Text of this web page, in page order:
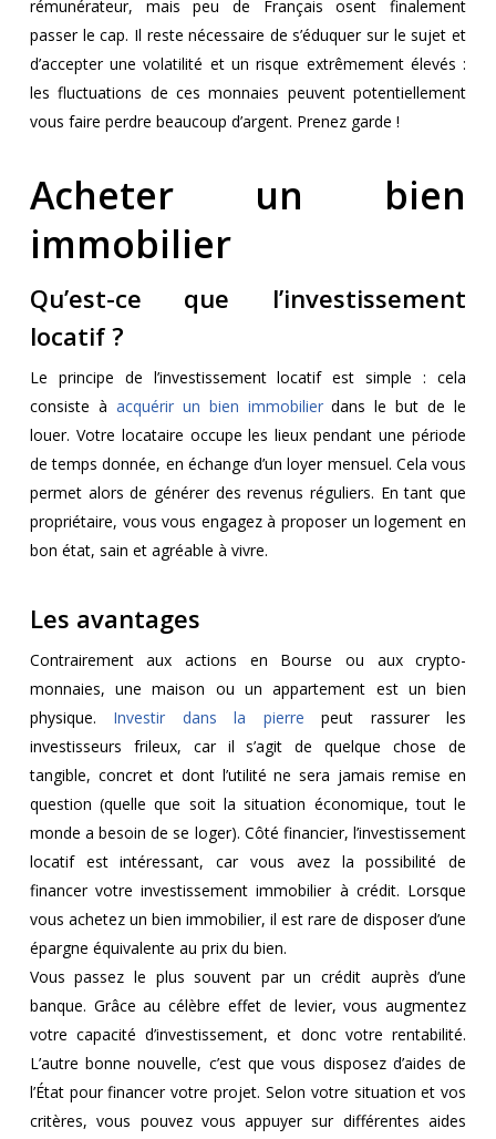
rémunérateur, mais peu de Français osent finalement
passer le cap. Il reste nécessaire de s’éduquer sur le sujet et
d’accepter une volatilité et un risque extrêmement élevés :
les fluctuations de ces monnaies peuvent potentiellement
vous faire perdre beaucoup d’argent. Prenez garde !
Acheter un bien
immobilier
Qu’est-ce que l’investissement
locatif ?
Le principe de l’investissement locatif est simple : cela
consiste à acquérir un bien immobilierdans le but de le
louer. Votre locataire occupe les lieux pendant une période
de temps donnée, en échange d’un loyer mensuel. Cela vous
permet alors de générer des revenus réguliers. En tant que
propriétaire, vous vous engagez à proposer un logement en
bon état, sain et agréable à vivre.
Les avantages
Contrairement aux actions en Bourse ou aux crypto-
monnaies, une maison ou un appartement est un bien
physique. Investir dans la pierre peut rassurer les
investisseurs frileux, car il s’agit de quelque chose de
tangible, concret et dont l’utilité ne sera jamais remise en
question (quelle que soit la situation économique, tout le
monde a besoin de se loger). Côté financier, l’investissement
locatif est intéressant, car vous avez la possibilité de
financer votre investissement immobilier à crédit. Lorsque
vous achetez un bien immobilier, il est rare de disposer d’une
épargne équivalente au prix du bien.
Vous passez le plus souvent par un crédit auprès d’une
banque. Grâce au célèbre effet de levier, vous augmentez
votre capacité d’investissement, et donc votre rentabilité.
L’autre bonne nouvelle, c’est que vous disposez d’aides de
l’État pour financer votre projet. Selon votre situation et vos
critères, vous pouvez vous appuyer sur différentes aides